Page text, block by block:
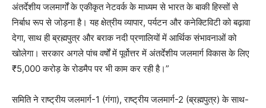
अंतर्देशीय जलमार्गों के एकीकृत नेटवर्क के माध्यम से भारत के बाकी हिस्सों से
निर्बाध रूप से जोड़ना है। यह क्षेत्रीय व्यापार, पर्यटन और कनेक्टिविटी को बढ़ावा
देगा, साथ ही ब्रह्मपुत्र और बराक नदी प्रणालियों में आर्थिक संभावनाओं को
खोलेगा। सरकार अगले पांच वर्षों में पूर्वोत्तर में अंतर्देशीय जलमार्ग विकास के लिए
₹5,000 करोड़ के रोडमैप पर भी काम कर रही है।”
समिति ने राष्ट्रीय जलमार्ग-1 (गंगा), राष्ट्रीय जलमार्ग-2 (ब्रह्मपुत्र) के साथ-